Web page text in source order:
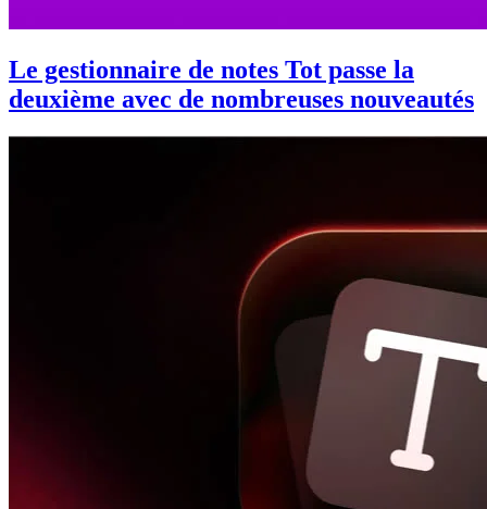
Le gestionnaire de notes Tot passe la
deuxième avec de nombreuses nouveautés